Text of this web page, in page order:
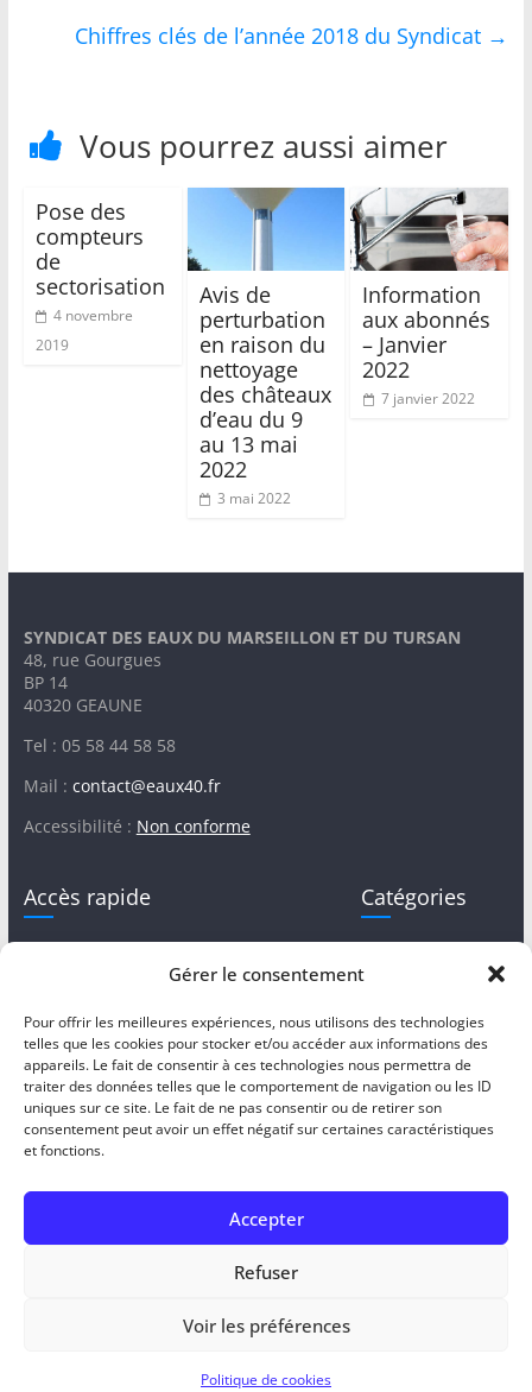
Gérer le consentement
Pour offrir les meilleures expériences, nous utilisons des technologies
telles que les cookies pour stocker et/ou accéder aux informations des
appareils. Le fait de consentir à ces technologies nous permettra de
traiter des données telles que le comportement de navigation ou les ID
uniques sur ce site. Le fait de ne pas consentir ou de retirer son
consentement peut avoir un effet négatif sur certaines caractéristiques
et fonctions.
Accepter
Refuser
Voir les préférences
Politique de cookies
Chiffres clés de l’année 2018 du Syndicat →
Vous pourrez aussi aimer
Pose des
compteurs
de
sectorisation
4 novembre
2019
Avis de
perturbation
en raison du
nettoyage
des châteaux
d’eau du 9
au 13 mai
2022
3 mai 2022
Information
aux abonnés
– Janvier
2022
7 janvier 2022
SYNDICAT DES EAUX DU MARSEILLON ET DU TURSAN
48, rue Gourgues
BP 14
40320 GEAUNE
Tel : 05 58 44 58 58
Mail : contact@eaux40.fr
Accessibilité : Non conforme
Accès rapide
Marchés publics
Politique de
cookies (UE)
Catégories
autonome
Assainissement
collectif
Comité syndical
Eau potable
Syndicat des Eaux du Marseillon et du
par ThemeGrill. Propulsé par